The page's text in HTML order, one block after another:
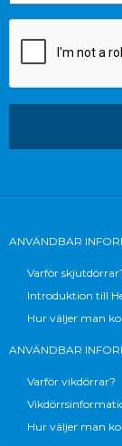
ANVÄNDBAR
Varför
Introduktion till
Hur väljer man
ANVÄNDBAR
Varför vikdörrar?
Hur väljer man